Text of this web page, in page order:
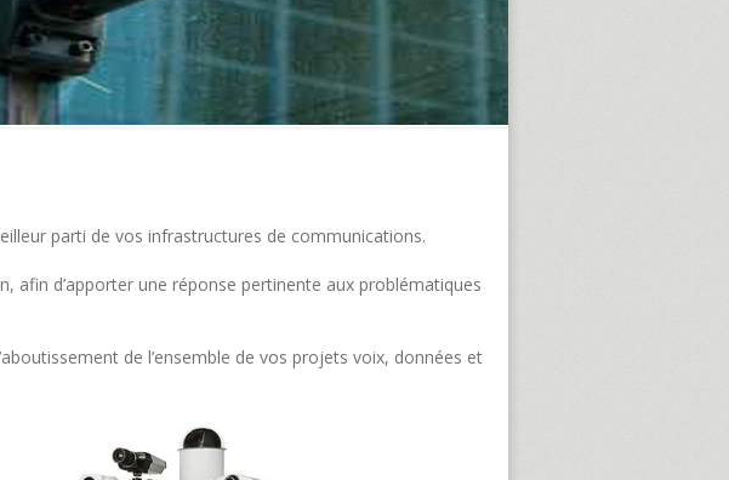
parti de vos infrastructures de communications.
afin d’apporter une réponse pertinente aux problématiques
de l’ensemble de vos projets voix, données et